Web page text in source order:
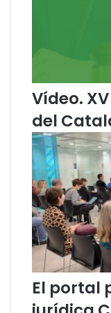
Vídeo.
del
El portal